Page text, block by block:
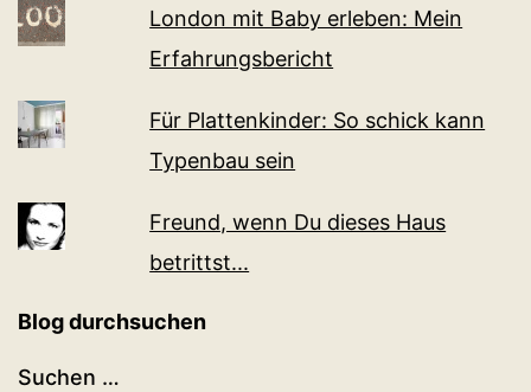
London mit Baby erleben: Mein
Erfahrungsbericht
Für Plattenkinder: So schick kann
Typenbau sein
Freund, wenn Du dieses Haus
betrittst...
Blog durchsuchen
Suchen …